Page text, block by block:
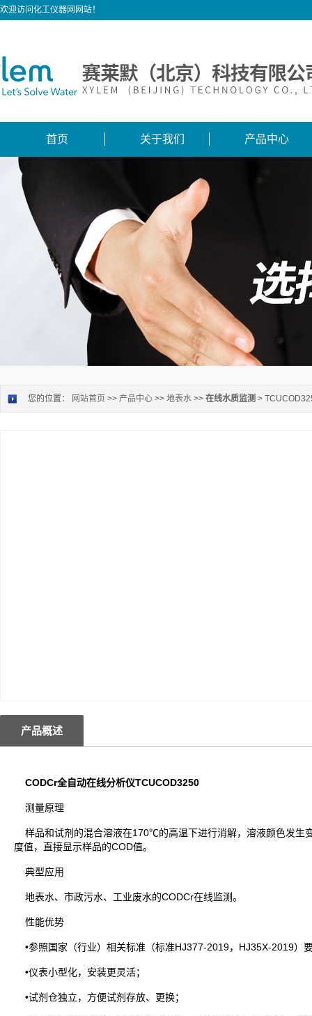
欢迎访问化工仪器网网站！
首页 关于我们 产品中心
您的位置： 网站首页 >> 产品中心 >> 地表水 >> 在线水质监测 >
产品概述
CODCr全自动在线分析仪TCUCOD3250
测量原理
样品和试剂的混合溶液在170℃的高温下进行消解，溶液颜色发生
度值，直接显示样品的COD值。
典型应用
地表水、市政污水、工业废水的CODCr在线监测。
性能优势
•参照国家（行业）相关标准（标准HJ377-2019，HJ35X-2019）
•仪表小型化，安装更灵活；
•试剂仓独立，方便试剂存放、更换；